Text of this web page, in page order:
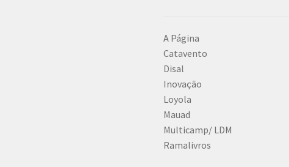
A Página
Catavento
Disal
Inovação
Loyola
Mauad
Multicamp/ LDM
Ramalivros